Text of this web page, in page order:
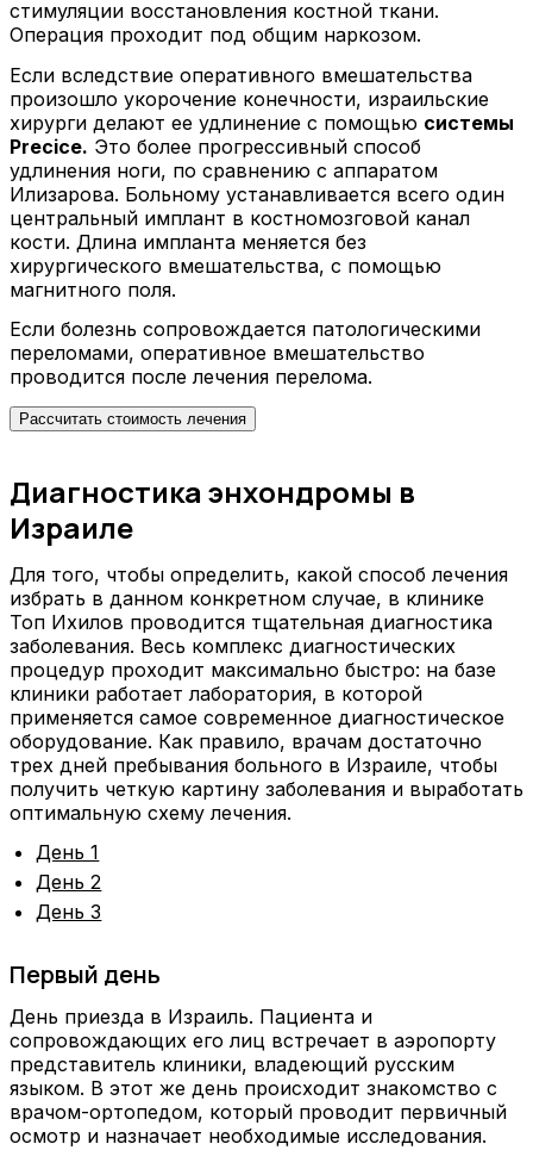
стимуляции восстановления костной ткани.
Операция проходит под общим наркозом.
Если вследствие оперативного вмешательства
произошло укорочение конечности, израильские
хирурги делают ее удлинение с помощью системы
Рrecice. Это более прогрессивный способ
удлинения ноги, по сравнению с аппаратом
Илизарова. Больному устанавливается всего один
центральный имплант в костномозговой канал
кости. Длина импланта меняется без
хирургического вмешательства, с помощью
магнитного поля.
Если болезнь сопровождается патологическими
переломами, оперативное вмешательство
проводится после лечения перелома.
Рассчитать стоимость лечения
Диагностика энхондромы в
Израиле
Для того, чтобы определить, какой способ лечения
избрать в данном конкретном случае, в клинике
Топ Ихилов проводится тщательная диагностика
заболевания. Весь комплекс диагностических
процедур проходит максимально быстро: на базе
клиники работает лаборатория, в которой
применяется самое современное диагностическое
оборудование. Как правило, врачам достаточно
трех дней пребывания больного в Израиле, чтобы
получить четкую картину заболевания и выработать
оптимальную схему лечения.
День 1
День 2
День 3
Первый день
День приезда в Израиль. Пациента и
сопровождающих его лиц встречает в аэропорту
представитель клиники, владеющий русским
языком. В этот же день происходит знакомство с
врачом-ортопедом, который проводит первичный
осмотр и назначает необходимые исследования.